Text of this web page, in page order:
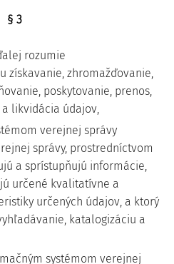
§ 3
rozumie
získavanie, zhromažďovanie,
poskytovanie, prenos,
likvidácia údajov,
verejnej správy
správy, prostredníctvom
a sprístupňujú informácie,
určené kvalitatívne a
určených údajov, a ktorý
katalogizáciu a
systémom verejnej